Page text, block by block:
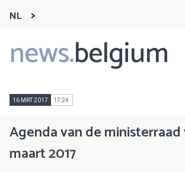
NL
news.belgium
Main
navigation
16 MRT 2017 17:24
Agenda van de ministerraad
maart 2017